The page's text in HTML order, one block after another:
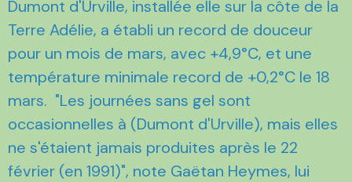
Dumont d'Urville, installée elle sur la côte de la
Terre Adélie, a établi un record de douceur
pour un mois de mars, avec +4,9°C, et une
température minimale record de +0,2°C le 18
mars. "Les journées sans gel sont
occasionnelles à (Dumont d'Urville), mais elles
ne s'étaient jamais produites après le 22
février (en 1991)", note Gaëtan Heymes, lui